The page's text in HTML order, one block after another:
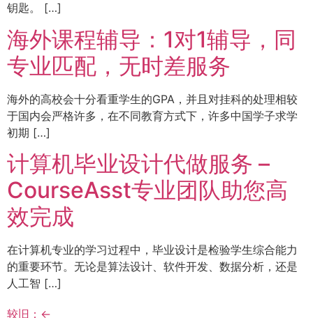
钥匙。 […]
海外课程辅导：1对1辅导，同
专业匹配，无时差服务
海外的高校会十分看重学生的GPA，并且对挂科的处理相较
于国内会严格许多，在不同教育方式下，许多中国学子求学
初期 […]
计算机毕业设计代做服务 –
CourseAsst专业团队助您高
效完成
在计算机专业的学习过程中，毕业设计是检验学生综合能力
的重要环节。无论是算法设计、软件开发、数据分析，还是
人工智 […]
较旧： ←